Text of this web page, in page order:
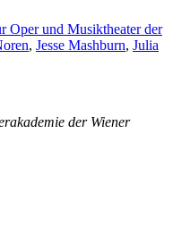
Oper und Musiktheater der
, Jesse Mashburn, Julia
der Wiener